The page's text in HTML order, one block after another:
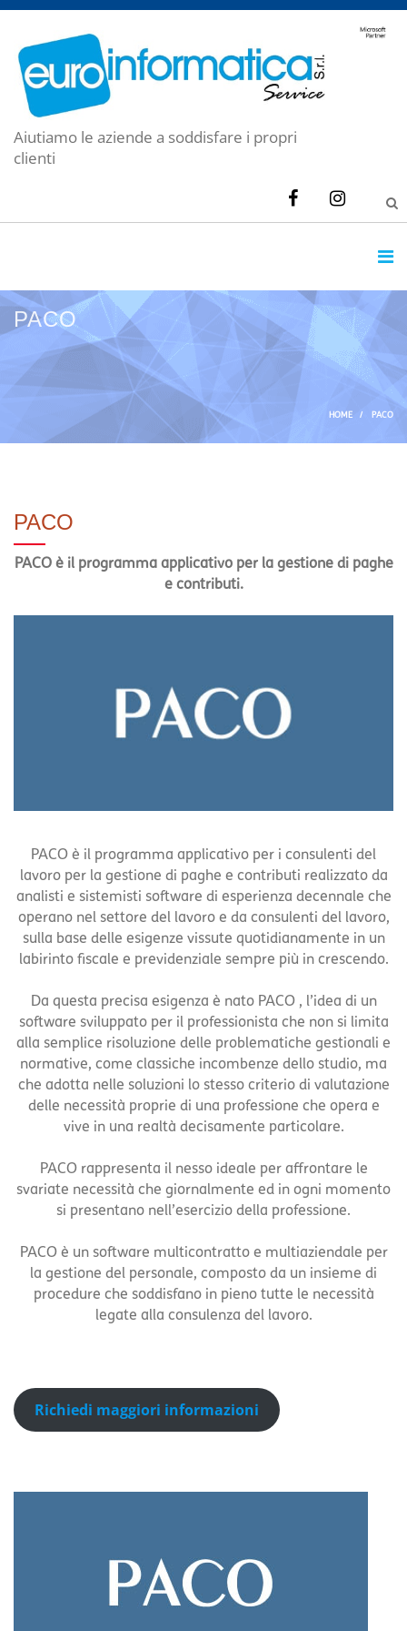
Aiutiamo le aziende a soddisfare i propri
clienti
PACO
HOME / PACO
PACO
PACO è il programma applicativo per la gestione di paghe
e contributi.
PACO è il programma applicativo per i consulenti del
lavoro per la gestione di paghe e contributi realizzato da
analisti e sistemisti software di esperienza decennale che
operano nel settore del lavoro e da consulenti del lavoro,
sulla base delle esigenze vissute quotidianamente in un
labirinto fiscale e previdenziale sempre più in crescendo.
Da questa precisa esigenza è nato PACO , l’idea di un
software sviluppato per il professionista che non si limita
alla semplice risoluzione delle problematiche gestionali e
normative, come classiche incombenze dello studio, ma
che adotta nelle soluzioni lo stesso criterio di valutazione
delle necessità proprie di una professione che opera e
vive in una realtà decisamente particolare.
PACO rappresenta il nesso ideale per affrontare le
svariate necessità che giornalmente ed in ogni momento
si presentano nell’esercizio della professione.
PACO è un software multicontratto e multiaziendale per
la gestione del personale, composto da un insieme di
procedure che soddisfano in pieno tutte le necessità
legate alla consulenza del lavoro.
Richiedi maggiori informazioni